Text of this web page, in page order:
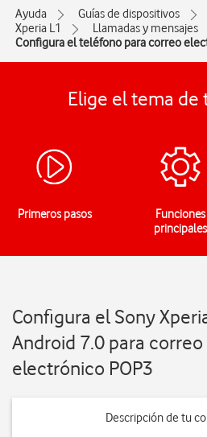
Ayuda Guías de dispositivos
Xperia L1
Llamadas y mensajes
Configura el teléfono para correo
Elige el tema de
Primeros pasos
Funciones
principales
Configura el Sony
Android 7.0 para correo
electrónico POP3
Descripción de tu